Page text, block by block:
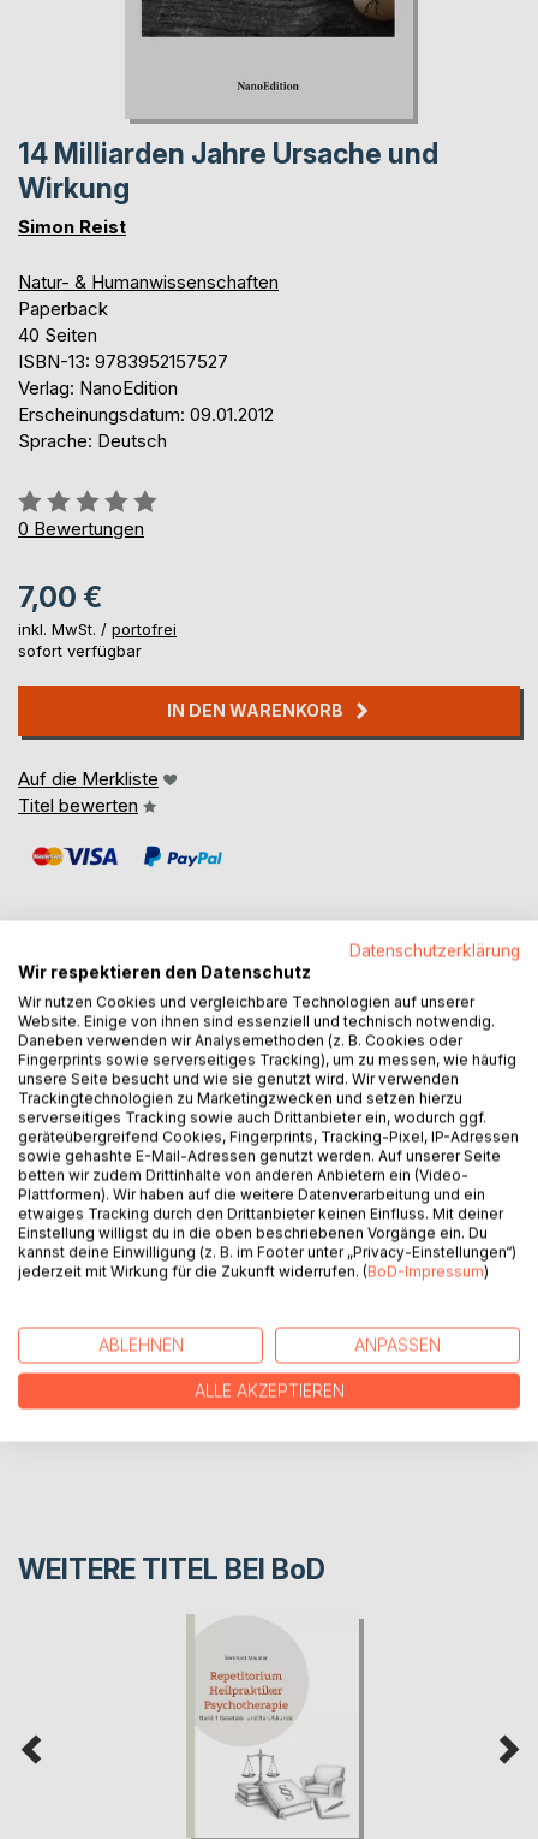
14 Milliarden Jahre Ursache und
Wirkung
Simon Reist
Natur- & Humanwissenschaften
Paperback
40 Seiten
ISBN-13: 9783952157527
Verlag: NanoEdition
Erscheinungsdatum: 09.01.2012
Sprache: Deutsch
Bewertung::
0%
0 Bewertungen
7,00 €
inkl. MwSt. / portofrei
sofort verfügbar
IN DEN WARENKORB
Auf die Merkliste
Titel bewerten
BESCHREIBUNG
Die Entdeckung, dass Wirkungen Ursachen haben, ist uralt.
Die Formulierung
dieser Regel durch David Hume erfolgte jedoch erst im 18.
Jahrhundert. Seither ist die Regel nie widerlegt worden, und
wir fassen sie als universelle Gegebenheit auf.
Richten wir uns strikte danach aus, so hat dies auch
Auswirkungen auf unser Verständnis von Raum und Zeit.
AUTOR/IN
PRESSESTIMMEN
REZENSIONEN
WEITERE TITEL BEI BoD
Datenschutzerklärung
Wir respektieren den Datenschutz
Wir nutzen Cookies und vergleichbare Technologien auf unserer
Website. Einige von ihnen sind essenziell und technisch notwendig.
Daneben verwenden wir Analysemethoden (z. B. Cookies oder
Fingerprints sowie serverseitiges Tracking), um zu messen, wie häufig
unsere Seite besucht und wie sie genutzt wird. Wir verwenden
Trackingtechnologien zu Marketingzwecken und setzen hierzu
serverseitiges Tracking sowie auch Drittanbieter ein, wodurch ggf.
geräteübergreifend Cookies, Fingerprints, Tracking-Pixel, IP-Adressen
sowie gehashte E-Mail-Adressen genutzt werden. Auf unserer Seite
betten wir zudem Drittinhalte von anderen Anbietern ein (Video-
Plattformen). Wir haben auf die weitere Datenverarbeitung und ein
etwaiges Tracking durch den Drittanbieter keinen Einfluss. Mit deiner
Einstellung willigst du in die oben beschriebenen Vorgänge ein. Du
kannst deine Einwilligung (z. B. im Footer unter „Privacy-Einstellungen“)
jederzeit mit Wirkung für die Zukunft widerrufen. (BoD-Impressum)
ABLEHNEN ANPASSEN
ALLE AKZEPTIEREN